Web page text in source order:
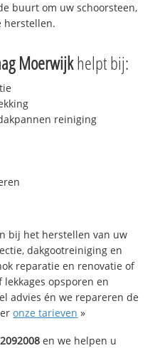
buurt om uw schoorsteen,
herstellen.
Moerwijkhelpt bij:
reiniging
bij het herstellen van uw
dakgootreiniging en
reparatie en renovatie of
opsporen en
advies én we repareren de
onze tarieven »
en we helpen u